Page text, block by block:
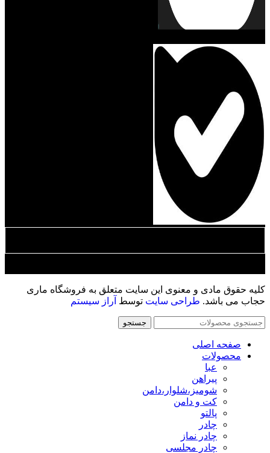
کلیه حقوق مادی و معنوی این سایت متعلق به فروشگاه ماری
حجاب می باشد. طراحی سایتتوسط آراز سیستم
جستجو
صفحه اصلی
محصولات
عبا
پیراهن
شوميز،شلوار،دامن
کت و دامن
پالتو
چادر
چادر نماز
چادر مجلسی